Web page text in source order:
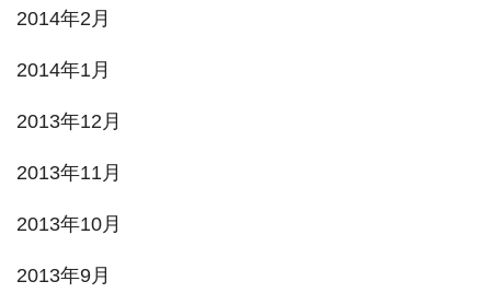
2014年2月
2014年1月
2013年12月
2013年11月
2013年10月
2013年9月